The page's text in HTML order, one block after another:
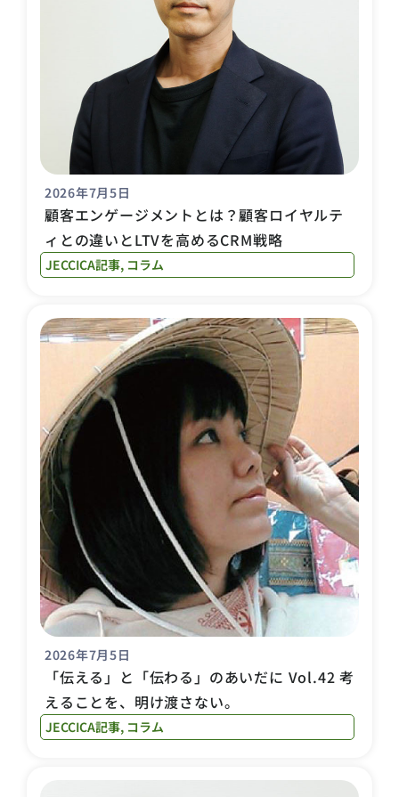
2026年7月5日
顧客エンゲージメントとは？顧客ロイヤルテ
ィとの違いとLTVを高めるCRM戦略
JECCICA記事, コラム
2026年7月5日
「伝える」と「伝わる」のあいだに Vol.42 考
えることを、明け渡さない。
JECCICA記事, コラム